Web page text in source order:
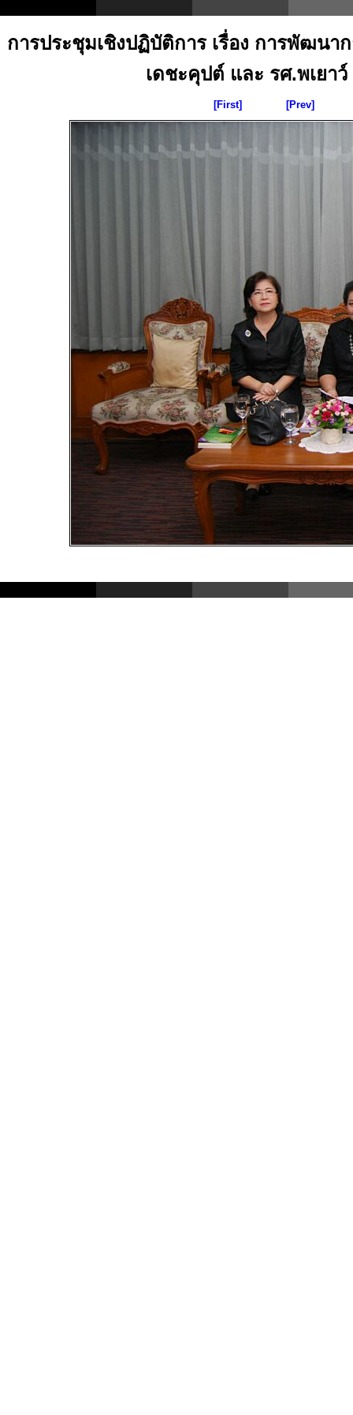
การประชุมเชิงปฏิบัติการ เรื่อง การพัฒน
เดชะคุปต์ และ รศ.พเยา
[First] [Prev]